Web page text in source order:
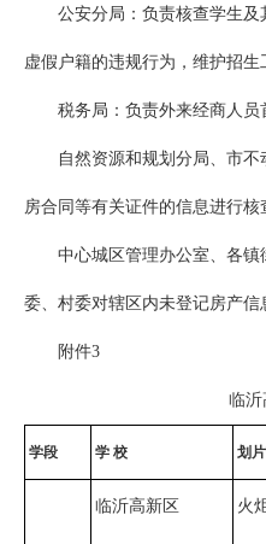
公安分局：负责核查学生
虚假户籍的违规行为，维护招生
税务局：负责外来经商人
自然资源和规划分局、市
房合同等有关证件的信息进行核
中心城区管理办公室、各
委、村委对辖区内未登记房产信
附件3
临沂
学段 学 校 划
临沂高新区 火